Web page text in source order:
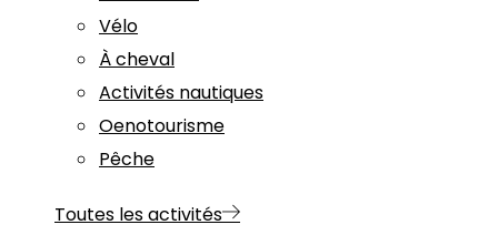
Vélo
À cheval
Activités nautiques
Oenotourisme
Pêche
Toutes les activités